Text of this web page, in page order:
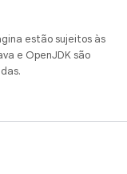
estão sujeitos às
e OpenJDK são